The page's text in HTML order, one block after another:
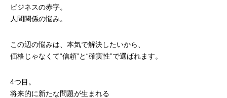
ビジネスの赤字。
人間関係の悩み。
この辺の悩みは、本気で解決したいから、
価格じゃなくて“信頼”と“確実性”で選ばれます。
4つ目。
将来的に新たな問題が生まれる